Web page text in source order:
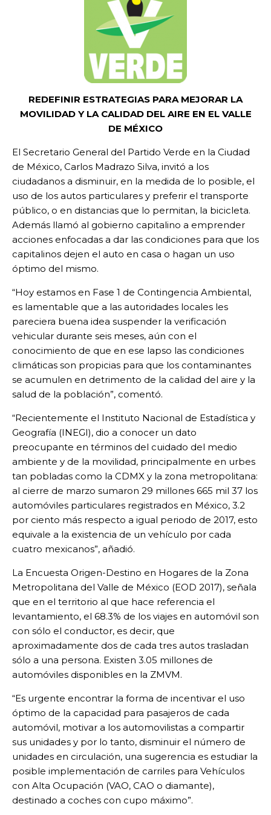
REDEFINIR ESTRATEGIAS PARA MEJORAR LA
MOVILIDAD Y LA CALIDAD DEL AIRE EN EL VALLE
DE MÉXICO
El Secretario General del Partido Verde en la Ciudad
de México, Carlos Madrazo Silva, invitó a los
ciudadanos a disminuir, en la medida de lo posible, el
uso de los autos particulares y preferir el transporte
público, o en distancias que lo permitan, la bicicleta.
Además llamó al gobierno capitalino a emprender
acciones enfocadas a dar las condiciones para que los
capitalinos dejen el auto en casa o hagan un uso
óptimo del mismo.
“Hoy estamos en Fase 1 de Contingencia Ambiental,
es lamentable que a las autoridades locales les
pareciera buena idea suspender la verificación
vehicular durante seis meses, aún con el
conocimiento de que en ese lapso las condiciones
climáticas son propicias para que los contaminantes
se acumulen en detrimento de la calidad del aire y la
salud de la población”, comentó.
“Recientemente el Instituto Nacional de Estadística y
Geografía (INEGI), dio a conocer un dato
preocupante en términos del cuidado del medio
ambiente y de la movilidad, principalmente en urbes
tan pobladas como la CDMX y la zona metropolitana:
al cierre de marzo sumaron 29 millones 665 mil 37 los
automóviles particulares registrados en México, 3.2
por ciento más respecto a igual periodo de 2017, esto
equivale a la existencia de un vehículo por cada
cuatro mexicanos”, añadió.
La Encuesta Origen-Destino en Hogares de la Zona
Metropolitana del Valle de México (EOD 2017), señala
que en el territorio al que hace referencia el
levantamiento, el 68.3% de los viajes en automóvil son
con sólo el conductor, es decir, que
aproximadamente dos de cada tres autos trasladan
sólo a una persona. Existen 3.05 millones de
automóviles disponibles en la ZMVM.
“Es urgente encontrar la forma de incentivar el uso
óptimo de la capacidad para pasajeros de cada
automóvil, motivar a los automovilistas a compartir
sus unidades y por lo tanto, disminuir el número de
unidades en circulación, una sugerencia es estudiar la
posible implementación de carriles para Vehículos
con Alta Ocupación (VAO, CAO o diamante),
destinado a coches con cupo máximo”.